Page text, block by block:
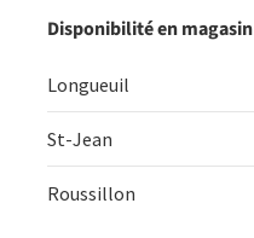
Disponibilité en magasin
Longueuil
St-Jean
Roussillon